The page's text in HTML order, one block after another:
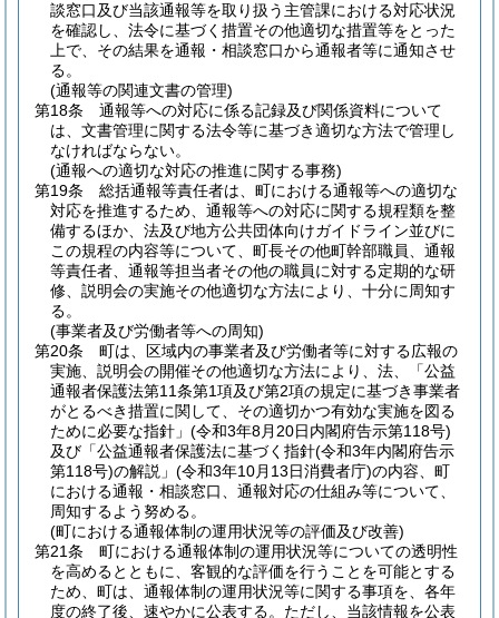
談窓口及び当該通報等を取り扱う主管課における対応状況
を確認し、法令に基づく措置その他適切な措置等をとった
上で、その結果を通報・相談窓口から通報者等に通知させ
る。
(通報等の関連文書の管理)
第18条
通報等への対応に係る記録及び関係資料について
は、文書管理に関する法令等に基づき適切な方法で管理し
なければならない。
(通報への適切な対応の推進に関する事務)
第19条
総括通報等責任者は、町における通報等への適切な
対応を推進するため、通報等への対応に関する規程類を整
備するほか、法及び地方公共団体向けガイドライン並びに
この規程の内容等について、町長その他町幹部職員、通報
等責任者、通報等担当者その他の職員に対する定期的な研
修、説明会の実施その他適切な方法により、十分に周知す
る。
(事業者及び労働者等への周知)
第20条
町は、区域内の事業者及び労働者等に対する広報の
実施、説明会の開催その他適切な方法により、法、「公益
通報者保護法第11条第1項及び第2項の規定に基づき事業者
がとるべき措置に関して、その適切かつ有効な実施を図る
ために必要な指針」 (令和3年8月20日内閣府告示第118号)
及び「公益通報者保護法に基づく指針(令和3年内閣府告示
第118号)の解説」 (令和3年10月13日消費者庁)の内容、町
における通報・相談窓口、通報対応の仕組み等について、
周知するよう努める。
(町における通報体制の運用状況等の評価及び改善)
第21条
町における通報体制の運用状況等についての透明性
を高めるとともに、客観的な評価を行うことを可能とする
ため、町は、通報体制の運用状況等に関する事項を、各年
度の終了後、速やかに公表する。 ただし、当該情報を公表